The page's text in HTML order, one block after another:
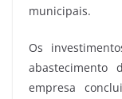
municipais.
Os
abastecimento
empresa